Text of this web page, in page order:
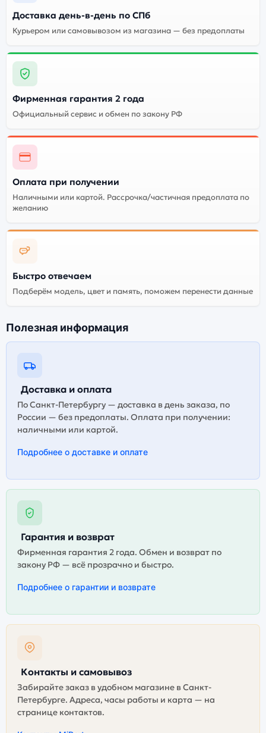
Grey (Серый Космос):
Энергоемкий
цветов и моделей
Apple iPhone 11 PRO
(Серый Космос)
смартфона Apple iPhone 11 PRO MAX
(Восстановленный) 512Gb Space Grey (Серый
поддерживает все сервисы. Не оригинальная версия
может стоить дешевле, но корректная работа
Доставка день-в-день по СПб
Курьером или самовывозом из магазина — без предоплаты
Фирменная гарантия 2 года
Официальный сервис и обмен по закону РФ
Оплата при получении
Наличными или картой. Рассрочка/частичная предоплата по
желанию
Быстро отвечаем
Подберём модель, цвет и память, поможем перенести данные
Полезная информация
Доставка и оплата
По Санкт-Петербургу — доставка в день заказа, по
России — без предоплаты. Оплата при получении:
наличными или картой.
Подробнее о доставке и оплате
Гарантия и возврат
Фирменная гарантия 2 года. Обмен и возврат по
закону РФ — всё прозрачно и быстро.
Подробнее о гарантии и возврате
Контакты и самовывоз
Забирайте заказ в удобном магазине в Санкт-
Петербурге. Адреса, часы работы и карта — на
странице контактов.